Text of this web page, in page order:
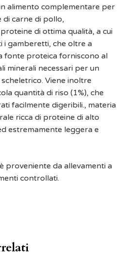
alimento complementare per
di carne di pollo,
di ottima qualità, a cui
i gamberetti, che oltre a
fonte proteica forniscono al
minerali necessari per un
Viene inoltre
quantità di riso (1%), che
facilmente digeribili., materia
ricca di proteine di alto
estremamente leggera e
proveniente da allevamenti a
controllati.